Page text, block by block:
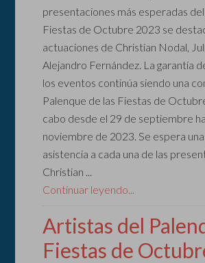
presentaciones más esperadas
Fiestas de Octubre 2023 se
actuaciones de Christian Nodal,
Alejandro Fernández. La garantía
los eventos continúa siendo una
Palenque de las Fiestas de
cabo desde el 29 de septiembre
noviembre de 2023. Se espera
asistencia a cada una de las
Christian ...
Continuar leyendo...
Artistas del
Fiestas de